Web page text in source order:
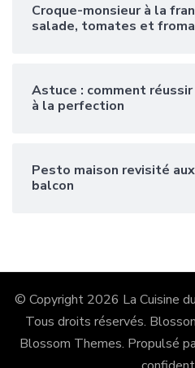
Croque-monsieur à la
salade, tomates et
Astuce : comment
à la perfection
Pesto maison revisité
balcon
© Copyright 2026 La Cuisine
Tous droits réservés.
Blossom Themes. Propulsé